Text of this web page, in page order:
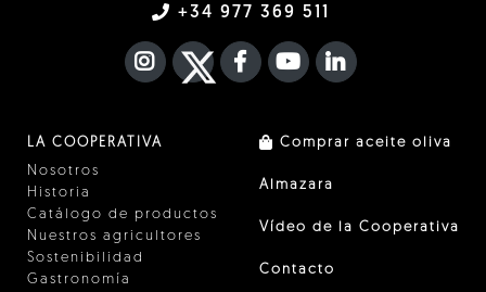
+34 977 369 511
INSTAGRAM
TWITTER
FACEBOOK F
YOUTUBEFA LINKEDIN
LA COOPERATIVA
Nosotros
Historia
Catálogo de productos
Nuestros agricultores
Sostenibilidad
Gastronomía
Comprar aceite oliva
Almazara
Vídeo de la Cooperativa
Contacto